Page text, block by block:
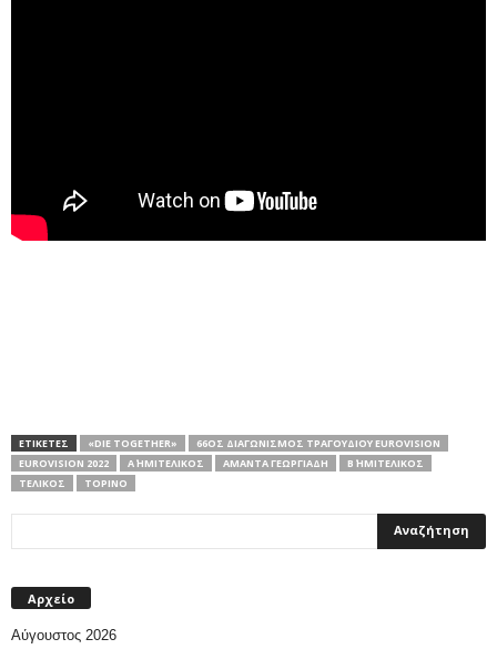
ΕΤΙΚΕΤΕΣ «DIE TOGETHER»
66ΟΣ ΔΙΑΓΩΝΙΣΜΌΣ ΤΡΑΓΟΥΔΙΟΎ EUROVISION
EUROVISION 2022
Α΄ ΗΜΙΤΕΛΙΚΟΣ ΑΜΆΝΤΑ ΓΕΩΡΓΙΆΔΗ
Β΄ ΗΜΙΤΕΛΙΚΌΣ
ΤΕΛΙΚΌΣ
ΤΟΡΊΝΟ
Αρχείο
Αύγουστος 2026